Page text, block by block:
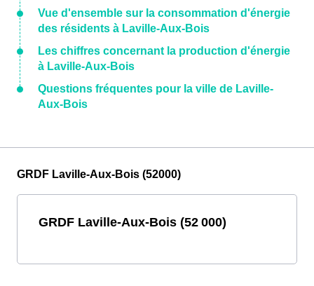
Vue d'ensemble sur la consommation d'énergie
des résidents à Laville-Aux-Bois
Les chiffres concernant la production d'énergie
à Laville-Aux-Bois
Questions fréquentes pour la ville de Laville-
Aux-Bois
GRDF Laville-Aux-Bois (52000)
GRDF Laville-Aux-Bois (52 000)